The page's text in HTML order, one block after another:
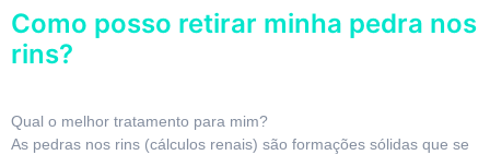
Como posso retirar minha pedra nos
rins?
Qual o melhor tratamento para mim?
As pedras nos rins (cálculos renais) são formações sólidas que se